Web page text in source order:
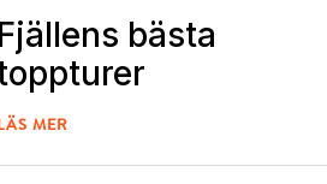
Fjällens bästa
LÄS MER